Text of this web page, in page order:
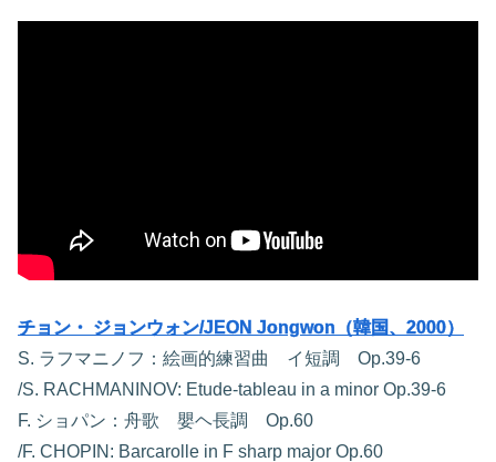
チョン・ ジョンウォン/JEON Jongwon（韓国、2000）
S. ラフマニノフ：絵画的練習曲 イ短調 Op.39-6
/S. RACHMANINOV: Etude-tableau in a minor Op.39-6
F. ショパン：舟歌 嬰ヘ長調 Op.60
/F. CHOPIN: Barcarolle in F sharp major Op.60